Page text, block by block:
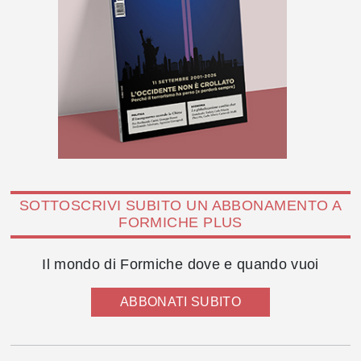
SOTTOSCRIVI SUBITO UN ABBONAMENTO A
FORMICHE PLUS
Il mondo di Formiche dove e quando vuoi
ABBONATI SUBITO